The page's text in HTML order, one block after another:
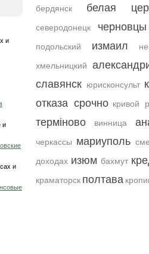
и
и
и
бердянск белая
северодонецк черновцы
подольский измаил
хмельницкий
славянск юрисконсульт
отказа срочно кривой
терміново винница
черкассы мариуполь
доходах изюм бахмут
краматорск полтава